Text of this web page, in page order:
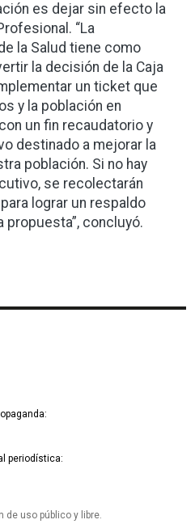
es dejar sin efecto la
“La
la Salud tiene como
la decisión de la Caja
un ticket que
y la población en
un fin recaudatorio y
destinado a mejorar la
población. Si no hay
se recolectarán
lograr un respaldo
concluyó.
periodística:
uso público y libre.